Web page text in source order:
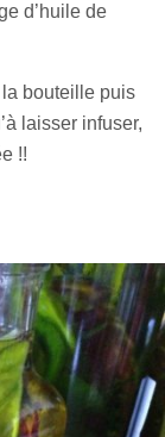
d’huile de
bouteille puis
laisser infuser,
!!